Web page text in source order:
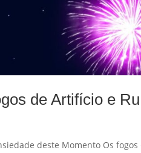
de Artifício e
deste Momento Os